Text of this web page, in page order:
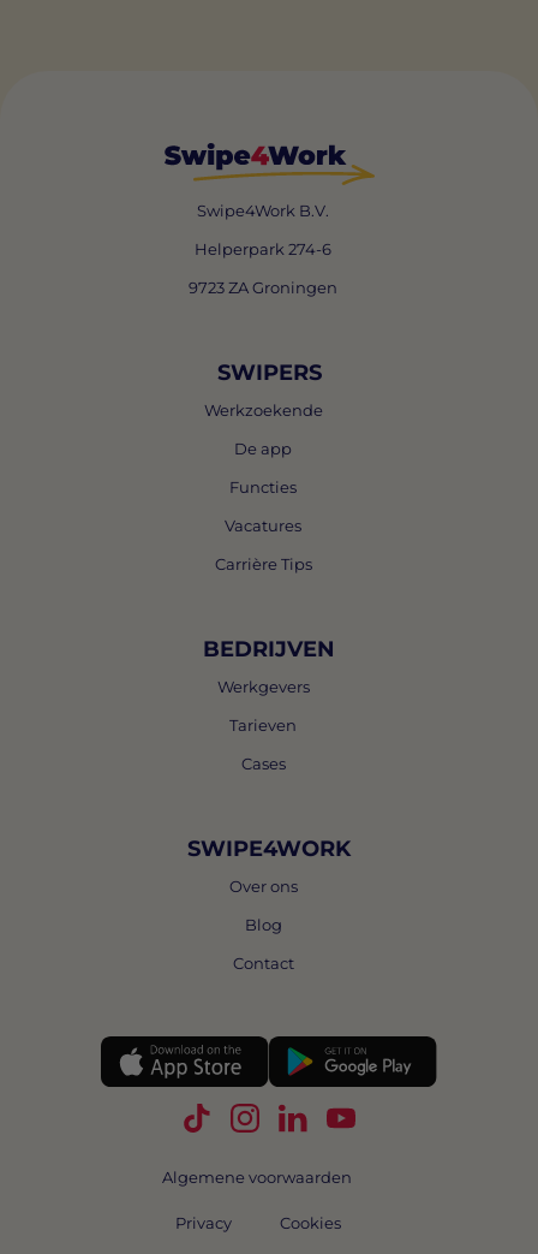
Swipe4Work B.V.
Helperpark 274-6
9723 ZA Groningen
SWIPERS
Werkzoekende
De app
Functies
Vacatures
Carrière Tips
BEDRIJVEN
Werkgevers
Tarieven
Cases
SWIPE4WORK
Over ons
Blog
Contact
Volg Swipe4Work op TikTok
Volg Swipe4Work op
Volg Swipe4Work op
Volg Swipe4Work
Algemene voorwaarden
Privacy Cookies